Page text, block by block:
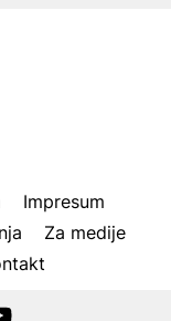
Impresum
Za medije